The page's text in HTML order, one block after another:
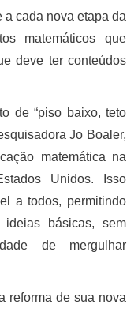
cada nova etapa da
matemáticos que
deve ter conteúdos
de “piso baixo, teto
Jo Boaler,
matemática na
Unidos. Isso
a todos, permitindo
básicas, sem
de mergulhar
reforma de sua nova